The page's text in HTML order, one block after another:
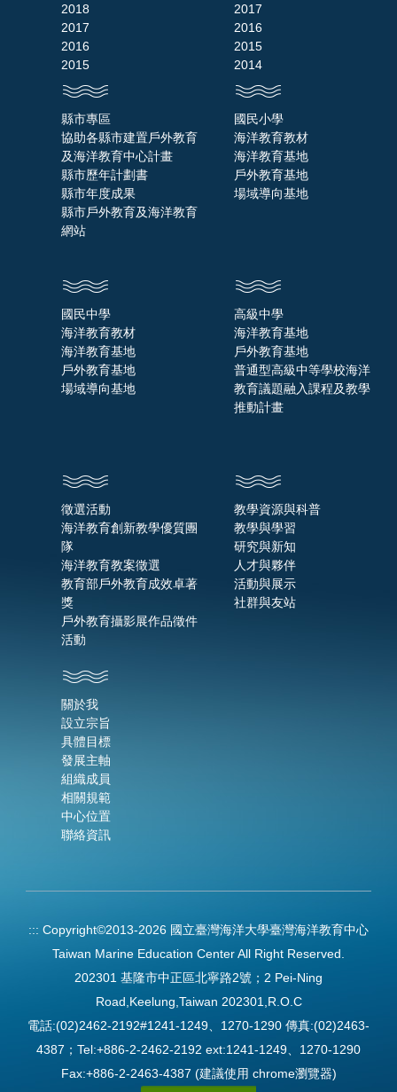
2018
2017
2016
2015
2017
2016
2015
2014
縣市專區
協助各縣市建置戶外教育
及海洋教育中心計畫
縣市歷年計劃書
縣市年度成果
縣市戶外教育及海洋教育
網站
國民小學
海洋教育教材
海洋教育基地
戶外教育基地
場域導向基地
國民中學
海洋教育教材
海洋教育基地
戶外教育基地
場域導向基地
高級中學
海洋教育基地
戶外教育基地
普通型高級中等學校海洋
教育議題融入課程及教學
推動計畫
徵選活動
海洋教育創新教學優質團
隊
海洋教育教案徵選
教育部戶外教育成效卓著
獎
戶外教育攝影展作品徵件
活動
教學資源與科普
教學與學習
研究與新知
人才與夥伴
活動與展示
社群與友站
關於我
設立宗旨
具體目標
發展主軸
組織成員
相關規範
中心位置
聯絡資訊
::: Copyright©2013-2026 國立臺灣海洋大學臺灣海洋教育中心
Taiwan Marine Education Center All Right Reserved.
202301 基隆市中正區北寧路2號；2 Pei-Ning
Road,Keelung,Taiwan 202301,R.O.C
電話:(02)2462-2192#1241-1249、1270-1290 傳真:(02)2463-
4387；Tel:+886-2-2462-2192 ext:1241-1249、1270-1290
Fax:+886-2-2463-4387 (建議使用 chrome瀏覽器)